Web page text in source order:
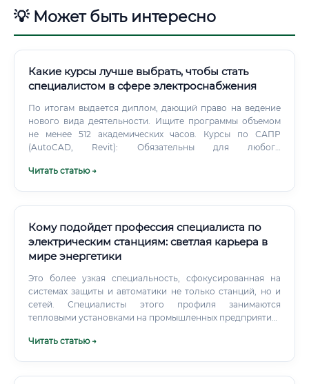
💡 Может быть интересно
Какие курсы лучше выбрать, чтобы стать
специалистом в сфере электроснабжения
По итогам выдается диплом, дающий право на ведение
нового вида деятельности. Ищите программы объемом
не менее 512 академических часов. Курсы по САПР
(AutoCAD, Revit): Обязательны для любого
Читать статью →
Кому подойдет профессия специалиста по
электрическим станциям: светлая карьера в
мире энергетики
Это более узкая специальность, сфокусированная на
системах защиты и автоматики не только станций, но и
сетей. Специалисты этого профиля занимаются
тепловыми установками на промышленных предприятиях
электроэнергии в больших масштабах. Чем же
Читать статью →